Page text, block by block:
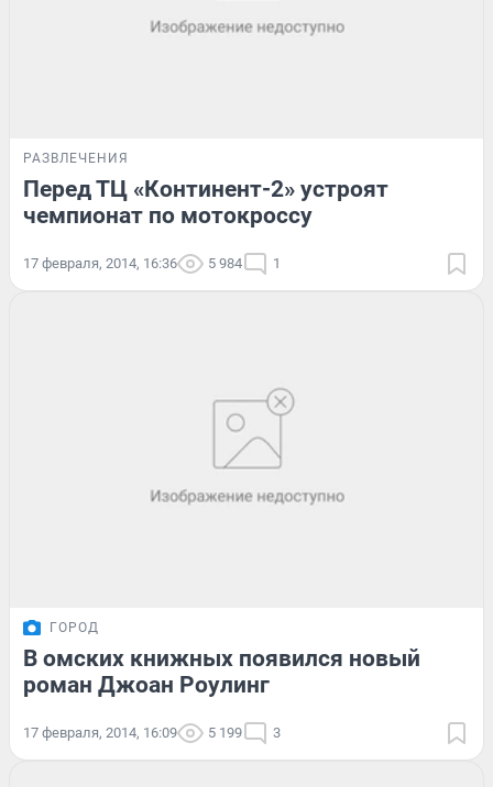
РАЗВЛЕЧЕНИЯ
Перед ТЦ «Континент-2» устроят
чемпионат по мотокроссу
17 февраля, 2014, 16:36 5 984 1
ГОРОД
В омских книжных появился новый
роман Джоан Роулинг
17 февраля, 2014, 16:09 5 199 3